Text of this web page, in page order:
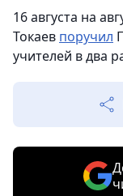
16 августа на
Токаев поручил
учителей в два